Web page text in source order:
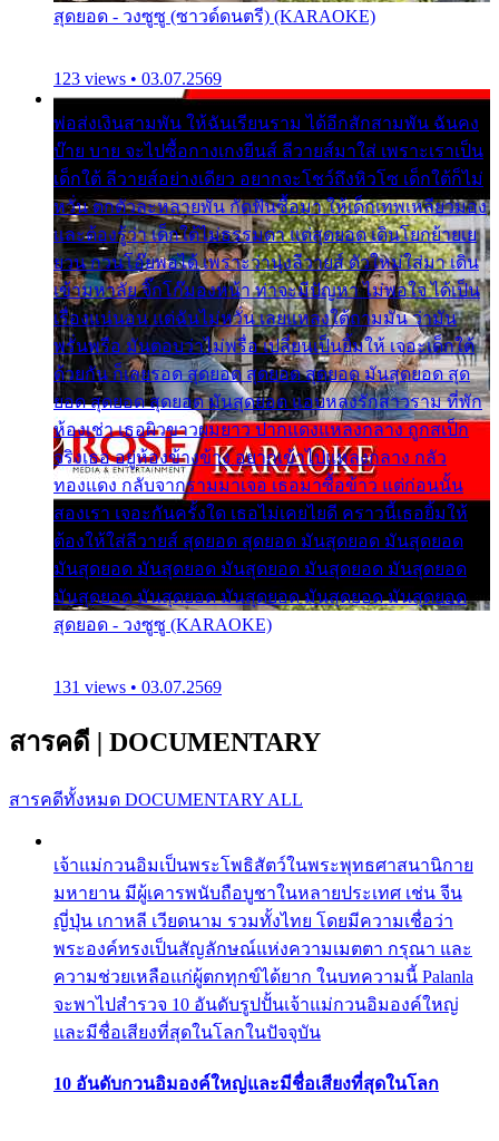
สุดยอด - วงซูซู (ซาวด์ดนตรี) (KARAOKE)
123 views • 03.07.2569
พ่อส่งเงินสามพัน ให้ฉันเรียนราม ได้อีกสักสามพัน ฉันคง
บ๊าย บาย จะไปซื้อกางเกงยีนส์ ลีวายส์มาใส่ เพราะเราเป็น
เด็กใต้ ลีวายส์อย่างเดียว อยากจะโชว์ถึงหิวโซ เด็กใต้ก็ไม่
หวั่น ตกตัวละหลายพัน กัดฟันซื้อมา ให้เด็กเทพเหลียวมอง
และต้องรู้ว่า เด็กใต้ไม่ธรรมดา แต่สุดยอด เดินโยกย้ายเย
ยวน กวนโอ๊ยพอได้ เพราะว่านุ่งลีวายส์ ตัวใหม่ใส่มา เดิน
เข้ามหาลัย จิ๊กโก๊มองหน้า ท่าจะมีปัญหา ไม่พอใจ ได้เป็น
เรื่องแน่นอน แต่ฉันไม่หวั่น เลยแหลงใต้ถามมัน ว่ามัน
พรั่นพรือ มันตอบว่าไม่พรื่อ เปลี่ยนเป็นยิ้มให้ เจอะเด็กใต้
ด้วยกัน ก็เลยรอด สุดยอด สุดยอด สุดยอด มันสุดยอด สุด
ยอด สุดยอด สุดยอด มันสุดยอด แอบหลงรักสาวราม ที่พัก
ห้องเช่า เธอผิวขาวผมยาว ปากแดงแหลงกลาง ถูกสเป็ก
จริงเธอ อยู่ห้องข้างข้าง อยากเข้าไปแหลงกลาง กลัว
ทองแดง กลับจากรามมาเจอ เธอมาซื้อข้าว แต่ก่อนนั้น
สองเรา เจอะกันครั้งใด เธอไม่เคยไยดี คราวนี้เธอยิ้มให้
ต้องให้ใส่ลีวายส์ สุดยอด สุดยอด มันสุดยอด มันสุดยอด
มันสุดยอด มันสุดยอด มันสุดยอด มันสุดยอด มันสุดยอด
มันสุดยอด มันสุดยอด มันสุดยอด มันสุดยอด มันสุดยอด
สุดยอด - วงซูซู (KARAOKE)
131 views • 03.07.2569
สารคดี | DOCUMENTARY
สารคดีทั้งหมด DOCUMENTARY ALL
เจ้าแม่กวนอิมเป็นพระโพธิสัตว์ในพระพุทธศาสนานิกาย
มหายาน มีผู้เคารพนับถือบูชาในหลายประเทศ เช่น จีน
ญี่ปุ่น เกาหลี เวียดนาม รวมทั้งไทย โดยมีความเชื่อว่า
พระองค์ทรงเป็นสัญลักษณ์แห่งความเมตตา กรุณา และ
ความช่วยเหลือแก่ผู้ตกทุกข์ได้ยาก ในบทความนี้ Palanla
จะพาไปสำรวจ 10 อันดับรูปปั้นเจ้าแม่กวนอิมองค์ใหญ่
และมีชื่อเสียงที่สุดในโลกในปัจจุบัน
10 อันดับกวนอิมองค์ใหญ่และมีชื่อเสียงที่สุดในโลก